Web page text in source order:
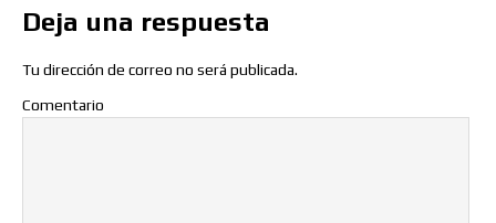
Deja una respuesta
Tu dirección de correo no será publicada.
Comentario